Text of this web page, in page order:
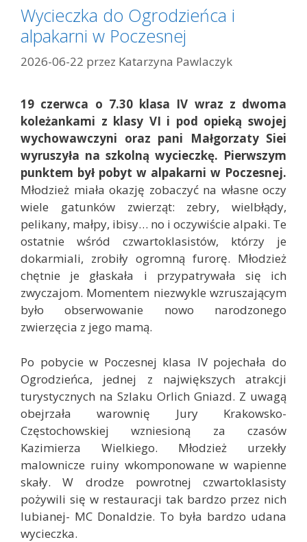
o
r
i
Wycieczka do Ogrodzieńca i
alpakarni w Poczesnej
2026-06-22 przez Katarzyna Pawlaczyk
19 czerwca o 7.30 klasa IV wraz z dwoma
koleżankami z klasy VI i pod opieką swojej
wychowawczyni oraz pani Małgorzaty Siei
wyruszyła na szkolną wycieczkę. Pierwszym
punktem był pobyt w alpakarni w Poczesnej.
Młodzież miała okazję zobaczyć na własne oczy
wiele gatunków zwierząt: zebry, wielbłądy,
pelikany, małpy, ibisy… no i oczywiście alpaki. Te
ostatnie wśród czwartoklasistów, którzy je
dokarmiali, zrobiły ogromną furorę. Młodzież
chętnie je głaskała i przypatrywała się ich
zwyczajom. Momentem niezwykle wzruszającym
było obserwowanie nowo narodzonego
zwierzęcia z jego mamą.
Po pobycie w Poczesnej klasa IV pojechała do
Ogrodzieńca, jednej z największych atrakcji
turystycznych na Szlaku Orlich Gniazd. Z uwagą
obejrzała warownię Jury Krakowsko-
Częstochowskiej wzniesioną za czasów
Kazimierza Wielkiego. Młodzież urzekły
malownicze ruiny wkomponowane w wapienne
skały. W drodze powrotnej czwartoklasisty
pożywili się w restauracji tak bardzo przez nich
lubianej- MC Donaldzie. To była bardzo udana
wycieczka.